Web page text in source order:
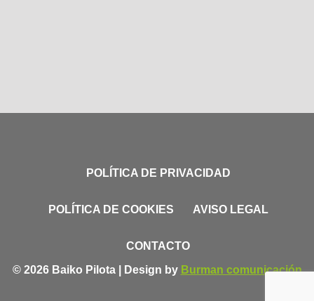
POLÍTICA DE PRIVACIDAD
POLÍTICA DE COOKIES AVISO LEGAL
CONTACTO
© 2026 Baiko Pilota | Design by Burman comunicación